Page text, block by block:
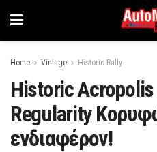
Home Vintage Historic Rally
Historic
Regularity
ενδιαφέρον!